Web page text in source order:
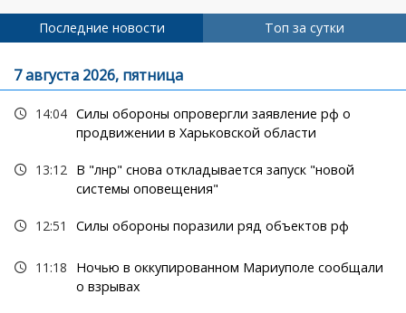
Последние новости Топ за сутки
7 августа 2026, пятница
14:04 Силы обороны опровергли заявление рф о
продвижении в Харьковской области
13:12
В "лнр" снова откладывается запуск "новой
системы оповещения"
12:51 Силы обороны поразили ряд объектов рф
11:18
Ночью в оккупированном Мариуполе сообщали
о взрывах